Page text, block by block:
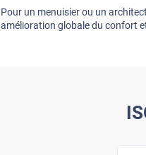
Pour un menuisier ou un
amélioration globale du confort